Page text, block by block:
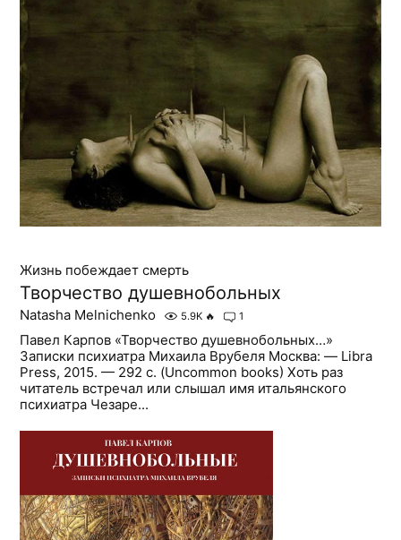
Жизнь побеждает смерть
Творчество душевнобольных
Natasha Melnichenko 5.9K 🔥 1
Павел Карпов «Творчество душевнобольных…»
Записки психиатра Михаила Врубеля Москва: — Libra
Press, 2015. — 292 с. (Uncommon books) Хоть раз
читатель встречал или слышал имя итальянского
психиатра Чезаре...